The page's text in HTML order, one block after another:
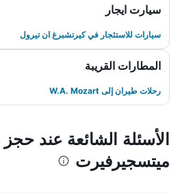
سيارت ايجار
سيارات للاستئجار في كيرتشبرغ ان تيرول
المطارات القريبة
رحلات طيران إلى W.A. Mozart
الأسئلة الشائعة عند
ميتسجيرفيرت